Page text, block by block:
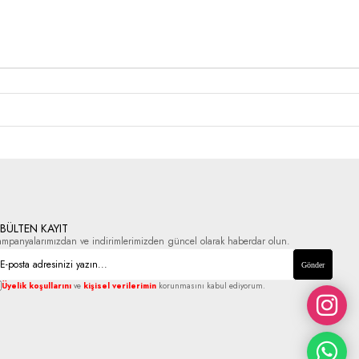
KAYIT
ve indirimlerimizden güncel olarak haberdar olun.
Gönder
Üyelik koşullarını ve kişisel verilerimin korunmasını kabul ediyorum.